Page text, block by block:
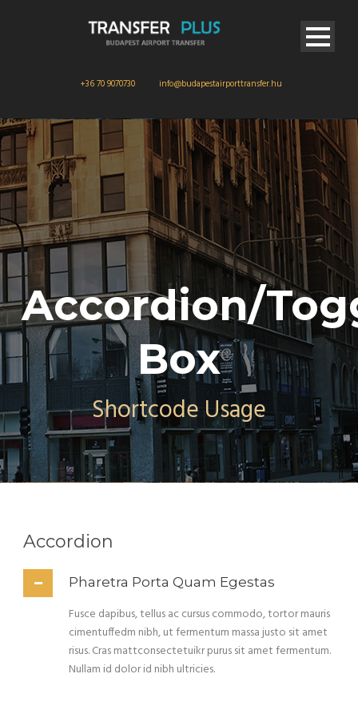
+36 70 9070730 info@budapestairporttransfer.hu
Accordion/
Box
Shortcode Usage
Accordion
Pharetra Porta Quam Egestas
Fusce dapibus, tellus ac cursus commodo, tortor mauris
cimentuffedm nibh, ut fermentum massa justo sit amet
risus. Cras mattconsectetuikr purus sit amet fermentum.
Nullam id dolor id nibh ultricies.